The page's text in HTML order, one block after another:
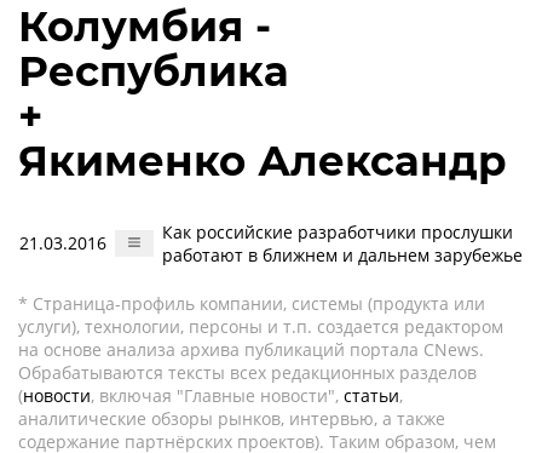
Колумбия -
Республика
+
Якименко Александр
21.03.2016
Как российские разработчики прослушки
работают в ближнем и дальнем зарубежье
* Страница-профиль компании, системы (продукта или
услуги), технологии, персоны и т.п. создается редактором
на основе анализа архива публикаций портала CNews.
Обрабатываются тексты всех редакционных разделов
(новости, включая "Главные новости", статьи,
аналитические обзоры рынков, интервью, а также
содержание партнёрских проектов). Таким образом, чем